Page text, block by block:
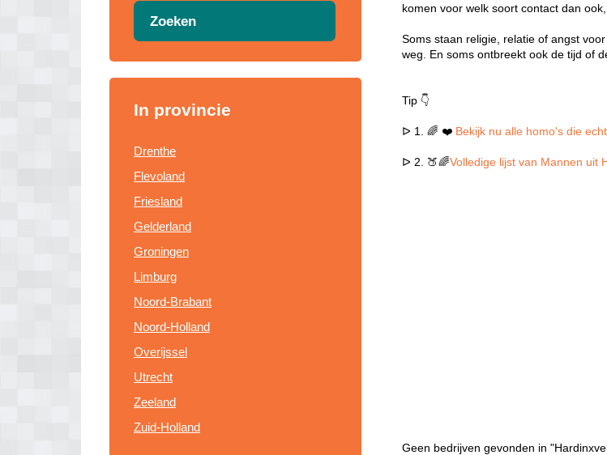
Zoeken
In provincie
Drenthe
Flevoland
Friesland
Gelderland
Groningen
Limburg
Noord-Brabant
Noord-Holland
Overijssel
Utrecht
Zeeland
Zuid-Holland
komen voor welk soort contact dan
Soms staan religie, relatie of angst
weg. En soms ontbreekt ook de tijd of
Tip 👇
ᐅ 1. 🌈 ❤️ Bekijk nu alle homo's die
ᐅ 2. 🍑🌈Volledige lijst van Mannen uit
Geen bedrijven gevonden in